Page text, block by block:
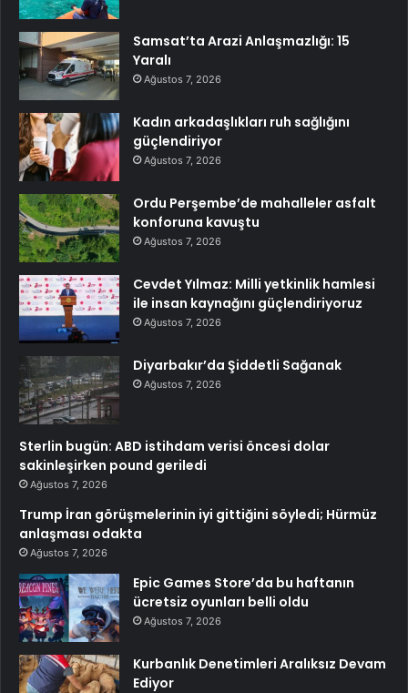
Samsat’ta Arazi Anlaşmazlığı: 15
Yaralı
Ağustos 7, 2026
Kadın arkadaşlıkları ruh sağlığını
güçlendiriyor
Ağustos 7, 2026
Ordu Perşembe’de mahalleler asfalt
konforuna kavuştu
Ağustos 7, 2026
Cevdet Yılmaz: Milli yetkinlik hamlesi
ile insan kaynağını güçlendiriyoruz
Ağustos 7, 2026
Diyarbakır’da Şiddetli Sağanak
Ağustos 7, 2026
Sterlin bugün: ABD istihdam verisi öncesi dolar
sakinleşirken pound geriledi
Ağustos 7, 2026
Trump İran görüşmelerinin iyi gittiğini söyledi; Hürmüz
anlaşması odakta
Ağustos 7, 2026
Epic Games Store’da bu haftanın
ücretsiz oyunları belli oldu
Ağustos 7, 2026
Kurbanlık Denetimleri Aralıksız Devam
Ediyor